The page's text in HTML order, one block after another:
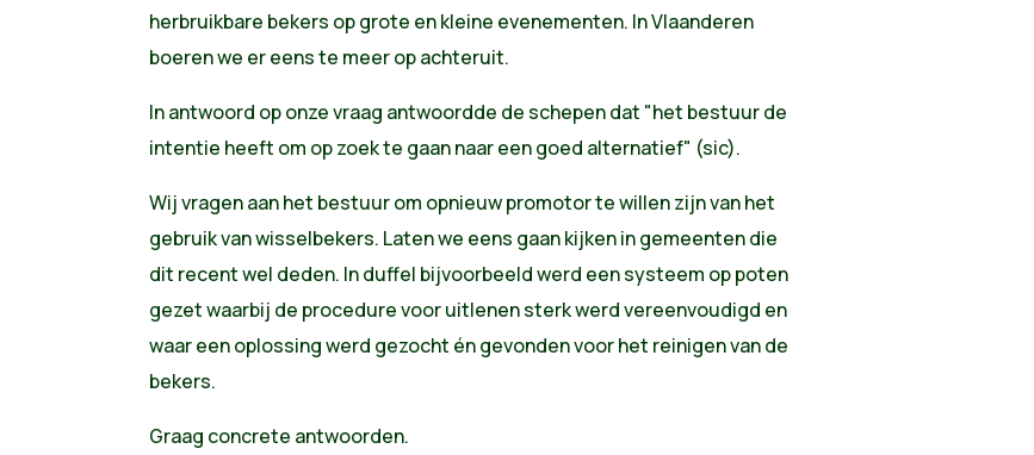
herbruikbare bekers op grote en kleine evenementen. In Vlaanderen
boeren we er eens te meer op achteruit.
In antwoord op onze vraag antwoordde de schepen dat "het bestuur de
intentie heeft om op zoek te gaan naar een goed alternatief" (sic).
Wij vragen aan het bestuur om opnieuw promotor te willen zijn van het
gebruik van wisselbekers. Laten we eens gaan kijken in gemeenten die
dit recent wel deden. In duffel bijvoorbeeld werd een systeem op poten
gezet waarbij de procedure voor uitlenen sterk werd vereenvoudigd en
waar een oplossing werd gezocht én gevonden voor het reinigen van de
bekers.
Graag concrete antwoorden.